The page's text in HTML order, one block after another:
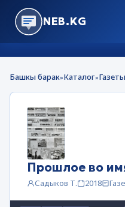
NEB.KG
Башкы барак»Каталог»Газеты
Прошлое во
Садыков Т. 2018